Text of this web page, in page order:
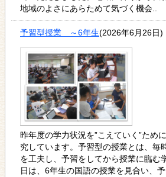
地域のよさにあらためて気づく機会..
予習型授業 ～6年生(2026年6月26日)
昨年度の学力状況を”こえていく”ため
究しています。予習型の授業とは、毎
を工夫し、予習をしてから授業に臨む
日は、6年生の国語の授業を見合い、